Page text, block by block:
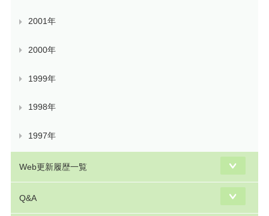
2001年
2000年
1999年
1998年
1997年
Web更新履歴一覧
Q&A